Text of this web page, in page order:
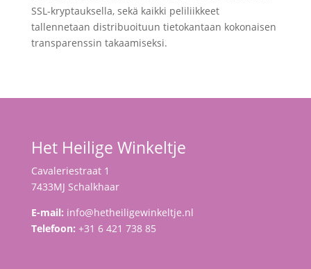
SSL-kryptauksella, sekä kaikki peliliikkeet
tallennetaan distribuoituun tietokantaan kokonaisen
transparenssin takaamiseksi.
Het Heilige Winkeltje
Cavaleriestraat 1
7433MJ Schalkhaar
E-mail: info@hetheiligewinkeltje.nl
Telefoon: +31 6 421 738 85